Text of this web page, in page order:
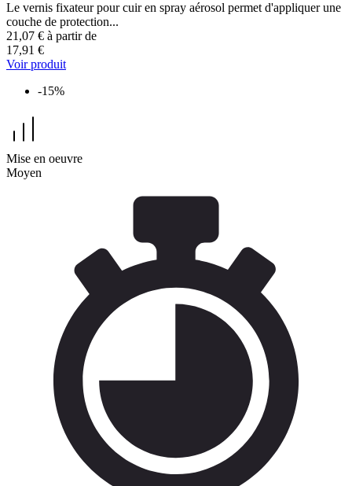
Le vernis fixateur pour cuir en spray aérosol permet d'appliquer une
couche de protection...
21,07 € à partir de
17,91 €
Voir produit
-15%
Mise en oeuvre
Moyen